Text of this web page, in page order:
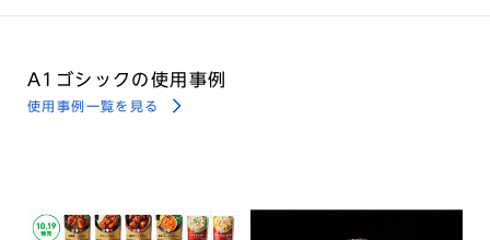
A1ゴシックの使用事例
使用事例一覧を見る